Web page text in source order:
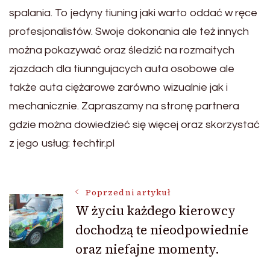
spalania. To jedyny tiuning jaki warto oddać w ręce
profesjonalistów. Swoje dokonania ale też innych
można pokazywać oraz śledzić na rozmaitych
zjazdach dla tiunngujacych auta osobowe ale
także auta ciężarowe zarówno wizualnie jak i
mechanicznie. Zapraszamy na stronę partnera
gdzie można dowiedzieć się więcej oraz skorzystać
z jego usług: techtir.pl
Nawigacja
wpisu
Poprzedni artykuł
W życiu każdego kierowcy
dochodzą te nieodpowiednie
oraz niefajne momenty.